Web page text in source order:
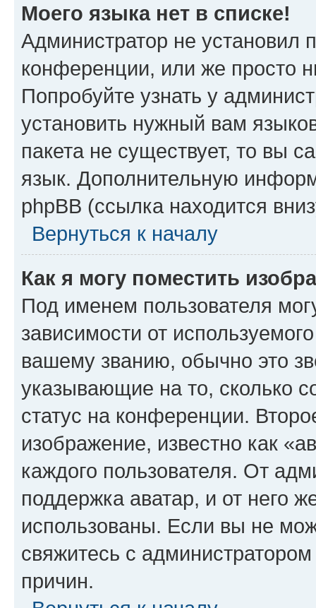
Моего языка нет в списке!
Администратор не установил
конференции, или же просто
Попробуйте узнать у
установить нужный вам
пакета не существует, то вы
язык. Дополнительную
phpBB (ссылка находится
Вернуться к началу
Как я могу поместить
Под именем пользователя
зависимости от
вашему званию, обычно это
указывающие на то, сколько
статус на конференции.
изображение, известно как
каждого пользователя. От
поддержка аватар, и от него
использованы. Если вы не
свяжитесь с
причин.